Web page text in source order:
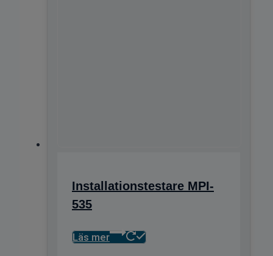
Installationstestare MPI-
535
Läs mer